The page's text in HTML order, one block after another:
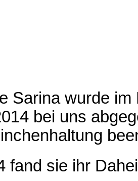
Sarina wurde
bei uns
fand sie ihr